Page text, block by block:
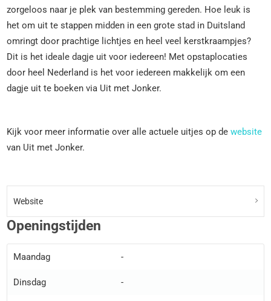
zorgeloos naar je plek van bestemming gereden. Hoe leuk is
het om uit te stappen midden in een grote stad in Duitsland
omringt door prachtige lichtjes en heel veel kerstkraampjes?
Dit is het ideale dagje uit voor iedereen! Met opstaplocaties
door heel Nederland is het voor iedereen makkelijk om een
dagje uit te boeken via Uit met Jonker.
Kijk voor meer informatie over alle actuele uitjes op dewebsite
van Uit met Jonker.
Website
Openingstijden
Maandag -
Dinsdag -